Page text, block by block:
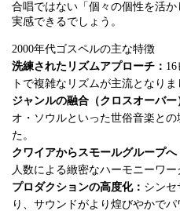
合唱ではない「個々の個性を活
実感できるでしょう。
2000年代ゴスペルの主な特徴
洗練されたリズムアプローチ：
トで複雑なリズムが主流となりま
ジャンルの融合（クロスオーバー
オ・ソウルといった世俗音楽と
た。
クワイアからスモールグループへ
人数による緻密なハーモニーワー
プロダクションの高度化： シンセ
り、サウンドがより煌びやかでパ